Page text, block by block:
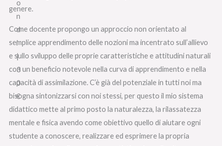
genere.
Come docente propongo un approccio non orientato al
semplice apprendimento delle nozioni ma incentrato sull’allievo
e sullo sviluppo delle proprie caratteristiche e attitudini naturali
con un beneficio notevole nella curva di apprendimento e nella
capacità di assimilazione. C’è già del potenziale in tutti noi ma
bisogna sintonizzarsi con noi stessi, per questo il mio sistema
didattico mette al primo posto la naturalezza, la rilassatezza
mentale e fisica avendo come obiettivo quello di aiutare ogni
studente a conoscere, realizzare ed esprimere la propria